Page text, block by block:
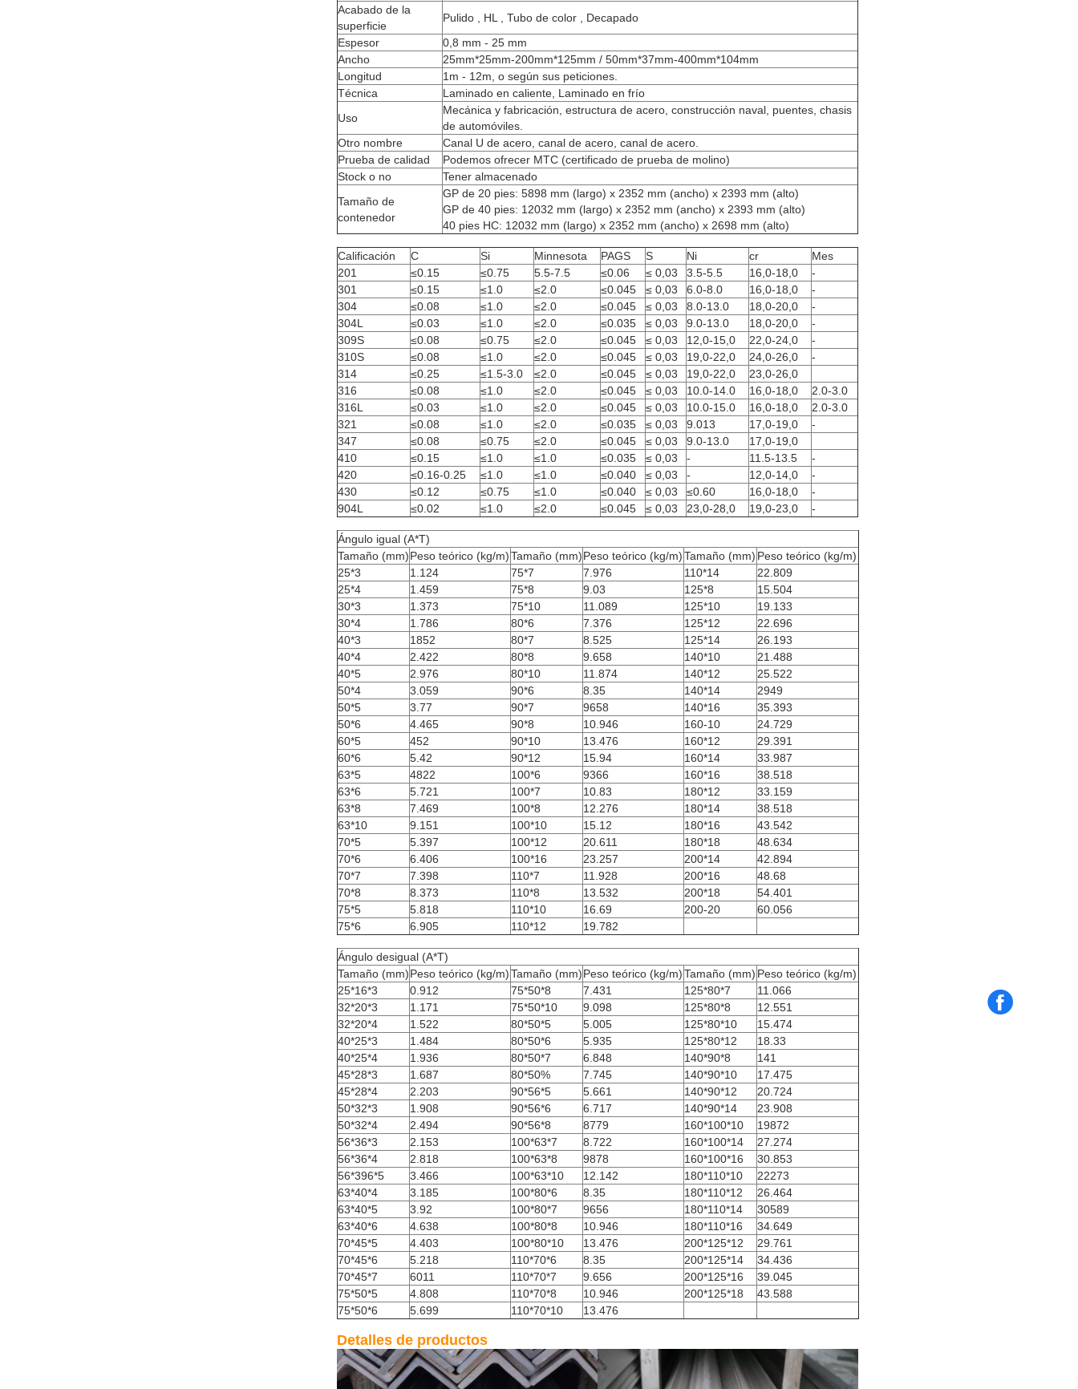
Acabado de la
superficie
Pulido , HL , Tubo de color , Decapado
Espesor
0,8 mm - 25 mm
Ancho
25mm*25mm-200mm*125mm / 50mm*37mm-400mm*104mm
Longitud
1m - 12m, o según sus peticiones.
Técnica
Laminado en caliente, Laminado en frío
Uso
Mecánica y fabricación, estructura de acero, construcción naval, puentes, chasis
de automóviles.
Otro nombre
Canal U de acero, canal de acero, canal de acero.
Prueba de calidad
Podemos ofrecer MTC (certificado de prueba de molino)
Stock o no
Tener almacenado
Tamaño de
contenedor
GP de 20 pies: 5898 mm (largo) x 2352 mm (ancho) x 2393 mm (alto)
GP de 40 pies: 12032 mm (largo) x 2352 mm (ancho) x 2393 mm (alto)
40 pies HC: 12032 mm (largo) x 2352 mm (ancho) x 2698 mm (alto)
Calificación C Si Minnesota PAGS S Ni cr
Mes
201
≤0.15 ≤0.75 5.5-7.5 ≤0.06 ≤ 0,03 3.5-5.5 16,0-18,0
-
301
≤0.15 ≤1.0 ≤2.0 ≤0.045 ≤ 0,03 6.0-8.0 16,0-18,0
-
304
≤0.08 ≤1.0 ≤2.0 ≤0.045 ≤ 0,03 8.0-13.0 18,0-20,0
-
304L
≤0.03 ≤1.0 ≤2.0 ≤0.035 ≤ 0,03 9.0-13.0 18,0-20,0
-
309S
≤0.08 ≤0.75 ≤2.0 ≤0.045 ≤ 0,03 12,0-15,0 22,0-24,0
-
310S
≤0.08 ≤1.0 ≤2.0 ≤0.045 ≤ 0,03 19,0-22,0 24,0-26,0
-
314
≤0.25 ≤1.5-3.0 ≤2.0 ≤0.045 ≤ 0,03 19,0-22,0
23,0-26,0
316
≤0.08 ≤1.0 ≤2.0 ≤0.045 ≤ 0,03 10.0-14.0 16,0-18,0
2.0-3.0
316L
≤0.03 ≤1.0 ≤2.0 ≤0.045 ≤ 0,03 10.0-15.0 16,0-18,0
2.0-3.0
321
≤0.08 ≤1.0 ≤2.0 ≤0.035 ≤ 0,03 9.013 17,0-19,0
-
347
≤0.08 ≤0.75 ≤2.0 ≤0.045 ≤ 0,03 9.0-13.0
17,0-19,0
410
≤0.15 ≤1.0 ≤1.0 ≤0.035 ≤ 0,03 - 11.5-13.5
-
420
≤0.16-0.25 ≤1.0 ≤1.0 ≤0.040 ≤ 0,03 - 12,0-14,0
-
430
≤0.12 ≤0.75 ≤1.0 ≤0.040 ≤ 0,03 ≤0.60 16,0-18,0
-
904L
≤0.02 ≤1.0 ≤2.0 ≤0.045 ≤ 0,03 23,0-28,0 19,0-23,0 -
Ángulo igual (A*T)
Tamaño (mm)Peso teórico (kg/m)Tamaño (mm)Peso teórico (kg/m)Tamaño (mm) Peso teórico (kg/m)
25*3
1.124 75*7 7.976 110*14
22.809
25*4
1.459 75*8 9.03 125*8
15.504
30*3
1.373 75*10 11.089 125*10
19.133
30*4
1.786 80*6 7.376 125*12
22.696
40*3
1852 80*7 8.525 125*14
26.193
40*4
2.422 80*8 9.658 140*10
21.488
40*5
2.976 80*10 11.874 140*12
25.522
50*4
3.059 90*6 8.35 140*14
2949
50*5
3.77 90*7 9658 140*16
35.393
50*6
4.465 90*8 10.946 160-10
24.729
60*5
452 90*10 13.476 160*12
29.391
60*6
5.42 90*12 15.94 160*14
33.987
63*5
4822 100*6 9366 160*16
38.518
63*6
5.721 100*7 10.83 180*12
33.159
63*8
7.469 100*8 12.276 180*14
38.518
63*10
9.151 100*10 15.12 180*16
43.542
70*5
5.397 100*12 20.611 180*18
48.634
70*6
6.406 100*16 23.257 200*14
42.894
70*7
7.398 110*7 11.928 200*16
48.68
70*8
8.373 110*8 13.532 200*18
54.401
75*5
5.818 110*10 16.69 200-20
60.056
75*6
6.905 110*12 19.782
Ángulo desigual (A*T)
Tamaño (mm)Peso teórico (kg/m)Tamaño (mm)Peso teórico (kg/m)Tamaño (mm) Peso teórico (kg/m)
25*16*3
0.912 75*50*8 7.431 125*80*7
11.066
32*20*3
1.171 75*50*10 9.098 125*80*8
12.551
32*20*4
1.522 80*50*5 5.005 125*80*10
15.474
40*25*3
1.484 80*50*6 5.935 125*80*12
18.33
40*25*4
1.936 80*50*7 6.848 140*90*8
141
45*28*3
1.687 80*50% 7.745 140*90*10
17.475
45*28*4
2.203 90*56*5 5.661 140*90*12
20.724
50*32*3
1.908 90*56*6 6.717 140*90*14
23.908
50*32*4
2.494 90*56*8 8779 160*100*10
19872
56*36*3
2.153 100*63*7 8.722 160*100*14
27.274
56*36*4
2.818 100*63*8 9878 160*100*16
30.853
56*396*5
3.466 100*63*10 12.142 180*110*10
22273
63*40*4
3.185 100*80*6 8.35 180*110*12
26.464
63*40*5
3.92 100*80*7 9656 180*110*14
30589
63*40*6
4.638 100*80*8 10.946 180*110*16
34.649
70*45*5
4.403 100*80*10 13.476 200*125*12
29.761
70*45*6
5.218 110*70*6 8.35 200*125*14
34.436
70*45*7
6011 110*70*7 9.656 200*125*16
39.045
75*50*5
4.808 110*70*8 10.946 200*125*18
43.588
75*50*6
5.699 110*70*10 13.476
Detalles de productos